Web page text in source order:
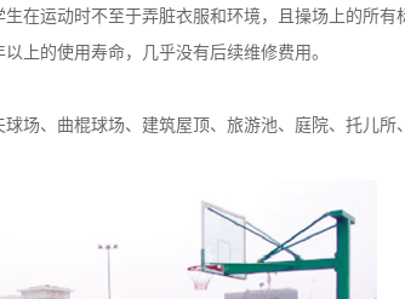
在运动时不至于弄脏衣服和环境，且操场上的所
上的使用寿命，几乎没有后续维修费用。
场、曲棍球场、建筑屋顶、旅游池、庭院、托儿所